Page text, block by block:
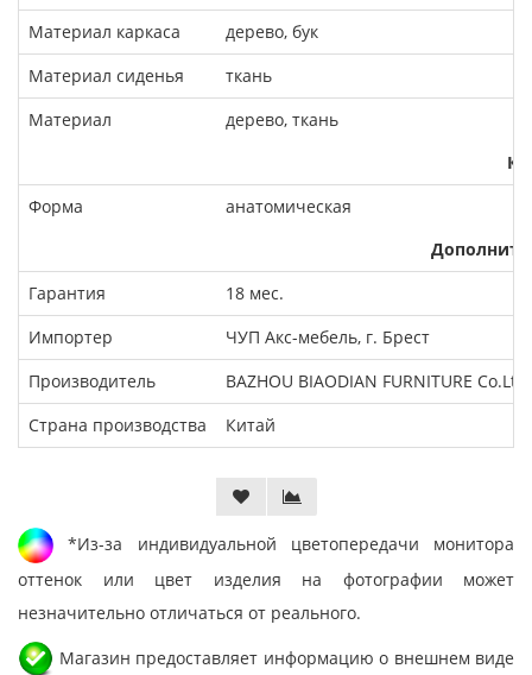
Материал каркаса
дерево, бук
Материал сиденья
ткань
Материал
дерево, ткань
Форма
анатомическая
Гарантия
18 мес.
Импортер
ЧУП Акс-мебель, г. Брест
Производитель
BAZHOU BIAODIAN FURNITURE
Страна производства
Китай
*Из-за индивидуальной цветопередачи монитора
оттенок или цвет изделия на фотографии может
незначительно отличаться от реального.
Магазин предоставляет информацию о внешнем виде